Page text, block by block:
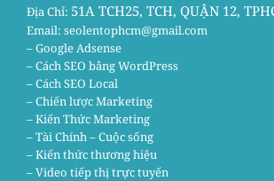
Địa Chỉ: 51A TCH25, TCH, QUẬN 12,
Email: seolentophcm@gmail.com
– Google Adsense
– Cách SEO bằng WordPress
– Cách SEO Local
– Chiến lược Marketing
– Kiến Thức Marketing
– Tài Chính – Cuộc sống
– Kiến thức thương hiệu
– Video tiếp thị trực tuyến